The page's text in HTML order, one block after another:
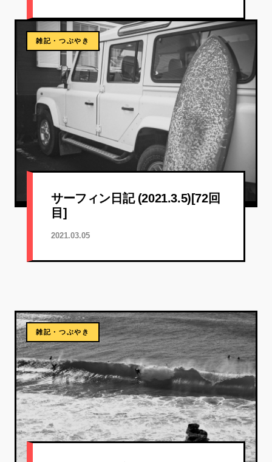
雑記・つぶやき
サーフィン日記 (2021.3.5)[72回
目]
2021.03.05
雑記・つぶやき